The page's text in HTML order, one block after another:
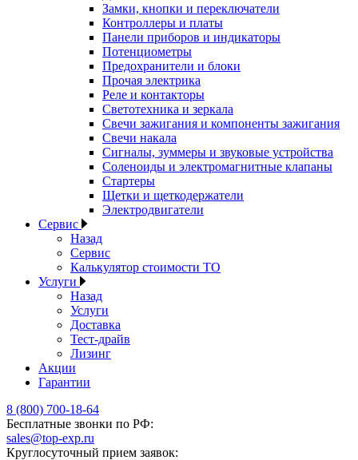
Замки, кнопки и переключатели
Контроллеры и платы
Панели приборов и индикаторы
Потенциометры
Предохранители и блоки
Прочая электрика
Реле и контакторы
Светотехника и зеркала
Свечи зажигания и компоненты зажигания
Свечи накала
Сигналы, зуммеры и звуковые устройства
Соленоиды и электромагнитные клапаны
Стартеры
Щетки и щеткодержатели
Электродвигатели
Сервис
Назад
Сервис
Калькулятор стоимости ТО
Услуги
Назад
Услуги
Доставка
Тест-драйв
Лизинг
Акции
Гарантии
8 (800) 700-18-64
Бесплатные звонки по РФ:
sales@top-exp.ru
Круглосуточный прием заявок: